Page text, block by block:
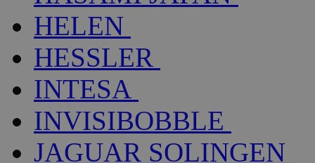
HELEN
HESSLER
INTESA
INVISIBOBBLE
JAGUAR SOLINGEN